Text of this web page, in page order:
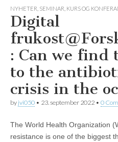
K2 Nytt
NYHETER SEMINAR, KURS OG
Digital
: Can we find
to the
crisis in the
by jvi050 • 23. september 2022 • 0
The World Health Organization
resistance is one of the biggest